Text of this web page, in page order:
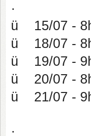
·
ü 15/07 -
ü 18/07 - 8h
ü 19/07 - 9h
ü 20/07 - 8h
ü 21/07 - 9h
·